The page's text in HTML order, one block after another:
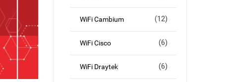
WiFi Cambium (12)
WiFi Cisco (6)
WiFi Draytek (6)